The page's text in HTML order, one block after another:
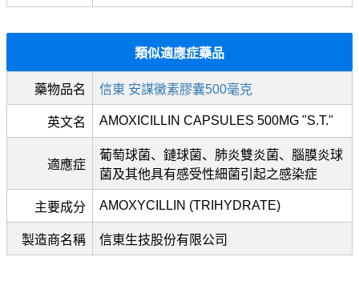
類似適應症藥品
藥物品名 信東 安謀黴素膠囊500毫克
英文名 AMOXICILLIN CAPSULES 500MG "S.T."
適應症
葡萄球菌、鏈球菌、肺炎雙炎菌、腦膜炎球
菌及其他具有感受性細菌引起之感染症
主要成分 AMOXYCILLIN (TRIHYDRATE)
製造商名稱 信東生技股份有限公司